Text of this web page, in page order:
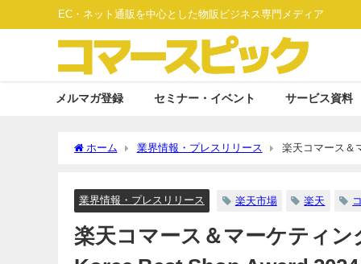
EC・ネット通販を中心とした物販ビジネス専門メディア
メルマガ登録 セミナー・イベント サービス資料
ホーム 業界情報・プレスリリース 楽天コマース＆
業界情報・プレスリリース 楽天市場 楽天
楽天コマース＆マーケティ